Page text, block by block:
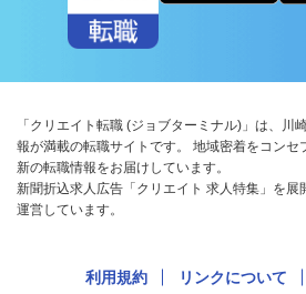
「クリエイト転職 (ジョブターミナル)」は、川
報が満載の転職サイトです。 地域密着をコンセ
新の転職情報をお届けしています。
新聞折込求人広告「クリエイト 求人特集」を展
運営しています。
利用規約 リンクについて